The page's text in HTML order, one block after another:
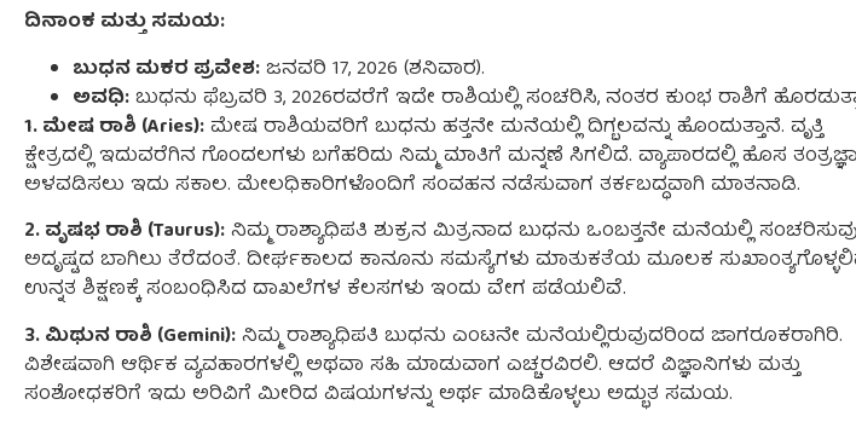
ದಿನಾಂಕ ಮತ್ತು ಸಮಯ:
ಬುಧನ ಮಕರ ಪ್ರವೇಶ:ಜನವರಿ 17, 2026 (ಶನಿವಾರ).
ಅವಧಿ:ಬುಧನು ಫೆಬ್ರವರಿ 3, 2026ರವರೆಗೆ ಇದೇ ರಾಶಿಯಲ್ಲಿ ಸಂಚರಿಸಿ, ನಂತರ ಕುಂಭ ರಾಶಿಗೆ
1. ಮೇಷ ರಾಶಿ (Aries):ಮೇಷ ರಾಶಿಯವರಿಗೆ ಬುಧನು ಹತ್ತನೇ ಮನೆಯಲ್ಲಿ ದಿಗ್ಬಲವನ್ನು ಹೊಂದುತ್ತಾನೆ. ವೃತ್ತಿ
ಕ್ಷೇತ್ರದಲ್ಲಿ ಇದುವರೆಗಿನ ಗೊಂದಲಗಳು ಬಗೆಹರಿದು ನಿಮ್ಮ ಮಾತಿಗೆ ಮನ್ನಣೆ ಸಿಗಲಿದೆ. ವ್ಯಾಪಾರದಲ್ಲಿ ಹೊಸ
ಅಳವಡಿಸಲು ಇದು ಸಕಾಲ. ಮೇಲಧಿಕಾರಿಗಳೊಂದಿಗೆ ಸಂವಹನ ನಡೆಸುವಾಗ ತರ್ಕಬದ್ಧವಾಗಿ ಮಾತನಾಡಿ.
2. ವೃಷಭ ರಾಶಿ (Taurus):ನಿಮ್ಮ ರಾಶ್ಯಾಧಿಪತಿ ಶುಕ್ರನ ಮಿತ್ರನಾದ ಬುಧನು ಒಂಬತ್ತನೇ ಮನೆಯಲ್ಲಿ
ಅದೃಷ್ಟದ ಬಾಗಿಲು ತೆರೆದಂತೆ. ದೀರ್ಘಕಾಲದ ಕಾನೂನು ಸಮಸ್ಯೆಗಳು ಮಾತುಕತೆಯ ಮೂಲಕ
ಉನ್ನತ ಶಿಕ್ಷಣಕ್ಕೆ ಸಂಬಂಧಿಸಿದ ದಾಖಲೆಗಳ ಕೆಲಸಗಳು ಇಂದು ವೇಗ ಪಡೆಯಲಿವೆ.
3. ಮಿಥುನ ರಾಶಿ (Gemini):ನಿಮ್ಮ ರಾಶ್ಯಾಧಿಪತಿ ಬುಧನು ಎಂಟನೇ ಮನೆಯಲ್ಲಿರುವುದರಿಂದ ಜಾಗರೂಕರಾಗಿರಿ.
ವಿಶೇಷವಾಗಿ ಆರ್ಥಿಕ ವ್ಯವಹಾರಗಳಲ್ಲಿ ಅಥವಾ ಸಹಿ ಮಾಡುವಾಗ ಎಚ್ಚರವಿರಲಿ. ಆದರೆ ವಿಜ್ಞಾನಿಗಳು ಮತ್ತು
ಸಂಶೋಧಕರಿಗೆ ಇದು ಅರಿವಿಗೆ ಮೀರಿದ ವಿಷಯಗಳನ್ನು ಅರ್ಥ ಮಾಡಿಕೊಳ್ಳಲು ಅದ್ಭುತ ಸಮಯ.